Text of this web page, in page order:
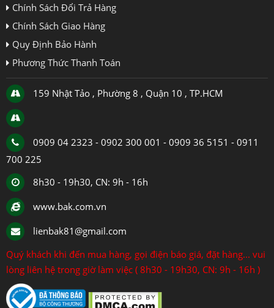
Chính Sách Đổi Trả Hàng
Chính Sách Giao Hàng
Quy Định Bảo Hành
Phương Thức Thanh Toán
159 Nhật Tảo , Phường 8 , Quận 10 , TP.HCM
0909 04 2323 - 0902 300 001 - 0909 36 5151 - 0911
700 225
8h30 - 19h30, CN: 9h - 16h
www.bak.com.vn
lienbak81@gmail.com
Quý khách khi đến mua hàng, gọi điện báo giá, đặt hàng... vui
lòng liên hệ trong giờ làm việc ( 8h30 - 19h30, CN: 9h - 16h )